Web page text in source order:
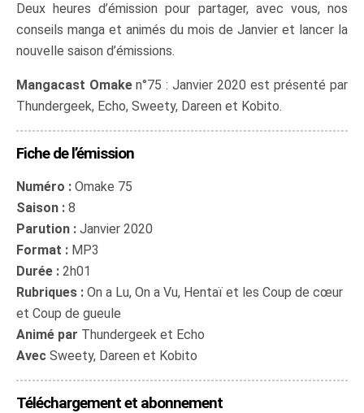
Deux heures d’émission pour partager, avec vous, nos
conseils manga et animés du mois de Janvier et lancer la
nouvelle saison d’émissions.
Mangacast Omake n°75 : Janvier 2020 est présenté par
Thundergeek, Echo, Sweety, Dareen et Kobito.
Fiche de l’émission
Numéro : Omake 75
Saison : 8
Parution : Janvier 2020
Format : MP3
Durée : 2h01
Rubriques : On a Lu, On a Vu, Hentaï et les Coup de cœur
et Coup de gueule
Animé par Thundergeek et Echo
Avec Sweety, Dareen et Kobito
Téléchargement et abonnement